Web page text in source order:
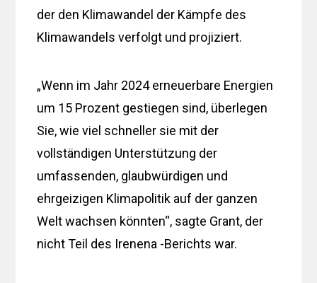
der den Klimawandel der Kämpfe des
Klimawandels verfolgt und projiziert.
„Wenn im Jahr 2024 erneuerbare Energien
um 15 Prozent gestiegen sind, überlegen
Sie, wie viel schneller sie mit der
vollständigen Unterstützung der
umfassenden, glaubwürdigen und
ehrgeizigen Klimapolitik auf der ganzen
Welt wachsen könnten“, sagte Grant, der
nicht Teil des Irenena -Berichts war.